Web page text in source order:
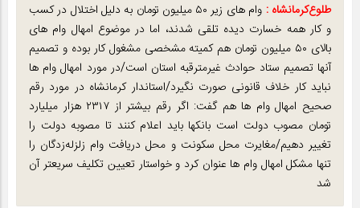
طلوع‌‌کرمانشاه :
وام های زیر ۵۰ میلیون تومان به دلیل اختلال در کسب
و کار همه خسارت دیده تلقی شدند، اما در موضوع امهال وام های
بالای ۵۰ میلیون تومان هم کمیته مشخصی مشغول کار بوده و تصمیم
آنها تصمیم ستاد حوادث غیرمترقبه استان است/در مورد امهال وام ها
نباید کار خلاف قانونی صورت نگیرد/استاندار کرمانشاه در مورد رقم
صحیح امهال وام ها هم گفت: اگر رقم بیشتر از ۲۳۱۷ هزار میلیارد
تومان مصوب دولت است بانکها باید اعلام کنند تا مصوبه دولت را
تغییر دهیم/مغایرت محل سکونت و محل دریافت وام زلزله‌زدگان را
تنها مشکل امهال وام ها عنوان کرد و خواستار تعیین تکلیف سریعتر آن
شد